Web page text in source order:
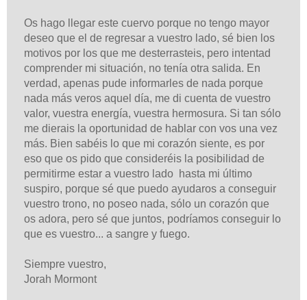
Os hago llegar este cuervo porque no tengo mayor
deseo que el de regresar a vuestro lado, sé bien los
motivos por los que me desterrasteis, pero intentad
comprender mi situación, no tenía otra salida. En
verdad, apenas pude informarles de nada porque
nada más veros aquel día, me di cuenta de vuestro
valor, vuestra energía, vuestra hermosura. Si tan sólo
me dierais la oportunidad de hablar con vos una vez
más. Bien sabéis lo que mi corazón siente, es por
eso que os pido que consideréis la posibilidad de
permitirme estar a vuestro lado hasta mi último
suspiro, porque sé que puedo ayudaros a conseguir
vuestro trono, no poseo nada, sólo un corazón que
os adora, pero sé que juntos, podríamos conseguir lo
que es vuestro... a sangre y fuego.
Siempre vuestro,
Jorah Mormont